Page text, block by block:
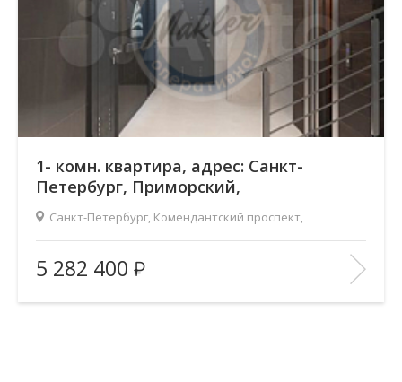
1- комн. квартира, адрес: Санкт-
Петербург, Приморский,
Комендантский проспект,
Санкт-Петербург, Комендантский проспект,
Площадь(общ. /жил. /кухня), м2:
38.6/17.9/10.1
Количество комнат:
1
Этаж:
11/22
5 282 400